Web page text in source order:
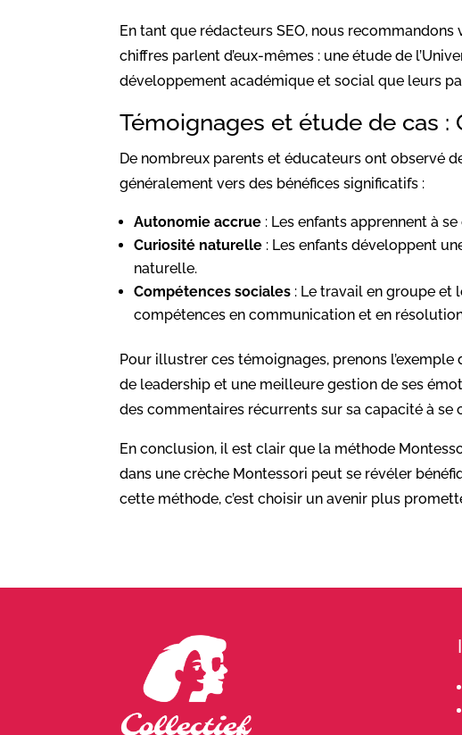
En tant que rédacteurs SEO, nous
chiffres parlent d’eux-mêmes : une étude de
développement académique et social que leurs
Témoignages et étude de cas
De nombreux parents et éducateurs ont observé
généralement vers des bénéfices significatifs :
Autonomie accrue : Les enfants apprennent à
Curiosité naturelle : Les enfants développent
naturelle.
Compétences sociales : Le travail en groupe et
compétences en communication et en
Pour illustrer ces témoignages, prenons
de leadership et une meilleure gestion de ses
des commentaires récurrents sur sa capacité à
En conclusion, il est clair que la méthode
dans une crèche Montessori peut se révéler
cette méthode, c’est choisir un avenir plus